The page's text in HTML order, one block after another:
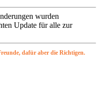
wurden
Update für alle zur
dafür aber die Richtigen.